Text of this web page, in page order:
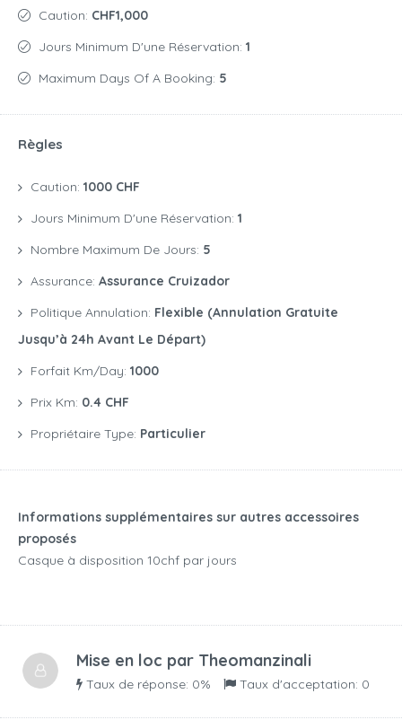
Caution: CHF1,000
Jours Minimum D'une Réservation: 1
Maximum Days Of A Booking: 5
Règles
Caution: 1000 CHF
Jours Minimum D'une Réservation: 1
Nombre Maximum De Jours: 5
Assurance: Assurance Cruizador
Politique Annulation: Flexible (annulation Gratuite
Jusqu’à 24h Avant Le Départ)
Forfait Km/day: 1000
Prix Km: 0.4 CHF
Propriétaire Type: Particulier
Informations supplémentaires sur autres accessoires
proposés
Casque à disposition 10chf par jours
Mise en loc par Theomanzinali
Taux de réponse: 0% Taux d'acceptation: 0